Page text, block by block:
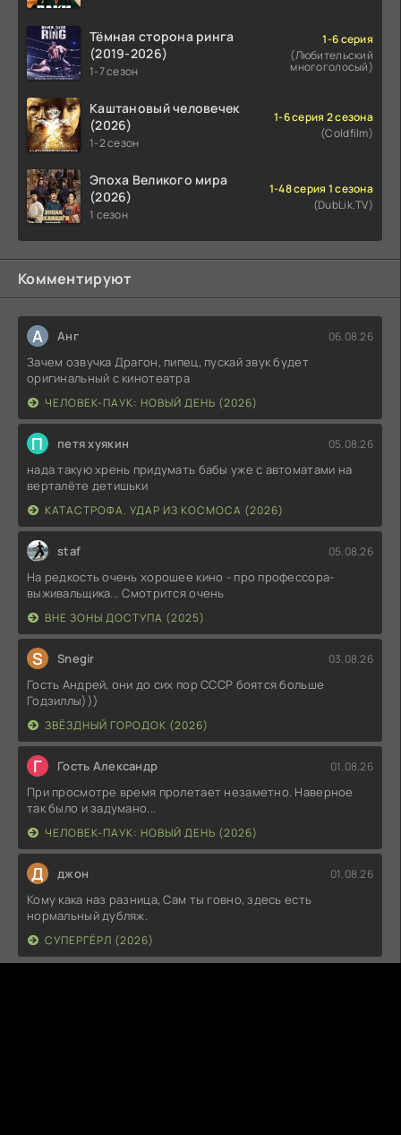
Тёмная сторона ринга
(2019-2026)
1-7 сезон
1-6 серия
(Любительский
многоголосый)
Каштановый человечек
(2026)
1-2 сезон
1-6 серия 2 сезона
(Coldfilm)
Эпоха Великого мира
(2026)
1 сезон
1-48 серия 1 сезона
(DubLik.TV)
Комментируют
А Анг 06.08.26
Зачем озвучка Драгон, пипец, пускай звук будет
оригинальный с кинотеатра
ЧЕЛОВЕК-ПАУК: НОВЫЙ ДЕНЬ (2026)
П петя хуякин 05.08.26
нада такую хрень придумать бабы уже с автоматами на
верталёте детишьки
КАТАСТРОФА. УДАР ИЗ КОСМОСА (2026)
staf 05.08.26
На редкость очень хорошее кино - про профессора-
выживальщика... Смотрится очень
ВНЕ ЗОНЫ ДОСТУПА (2025)
S Snegir 03.08.26
Гость Андрей, они до сих пор СССР боятся больше
Годзиллы)))
ЗВЁЗДНЫЙ ГОРОДОК (2026)
Г Гость Александр 01.08.26
При просмотре время пролетает незаметно. Наверное
так было и задумано...
ЧЕЛОВЕК-ПАУК: НОВЫЙ ДЕНЬ (2026)
Д джон 01.08.26
Кому кака наз разница, Сам ты говно, здесь есть
нормальный дубляж.
СУПЕРГЁРЛ (2026)